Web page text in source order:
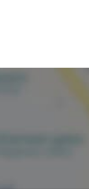
de vous libérer
une période de